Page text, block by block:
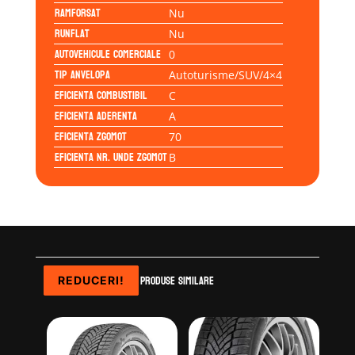
Ramforsat Nu
Runflat Nu
Autovehicule comerciale 0
Tip anvelopa Autoturisme/SUV/4×4
Eficienta Combustibil C
Eficienta Aderenta A
Eficienta Zgomot 70
Eficienta Nr. Unde ZgomotB
Produse similare
REDUCERI!
REDUCERI!
REDUCERI!
REDUCERI!